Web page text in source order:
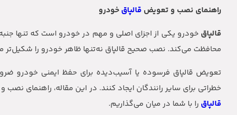
راهنمای نصب و تعویض قالپاق خودرو
قالپاق خودرو یکی از اجزای اصلی و مهم در خودرو است که تنها
محافظت می‌کند. نصب صحیح قالپاق نه‌تنها ظاهر خودرو را شکیل‌تر
تعویض قالپاق فرسوده یا آسیب‌دیده برای حفظ ایمنی خودرو
خطراتی برای سایر رانندگان ایجاد کنند. در این مقاله، راهنمای
قالپاق را با شما در میان می‌گذاریم.